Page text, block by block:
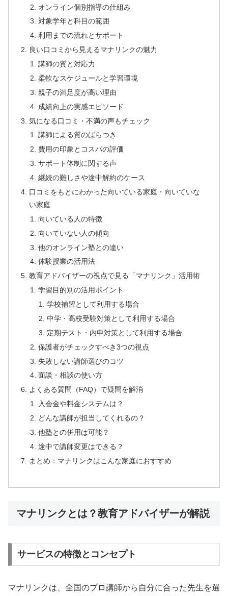
オンライン個別指導の仕組み
対象学年と科目の範囲
利用までの流れとサポート
良い口コミから見えるマナリンクの魅力
講師の質と対応力
柔軟なスケジュールと学習環境
親子の満足度が高い理由
成績向上の実感エピソード
気になる口コミ・不満の声もチェック
講師による質のばらつき
費用の印象とコスパの評価
サポート体制に関する声
継続の難しさや途中解約のケース
口コミをもとにわかった向いている家庭・向いていな
い家庭
向いている人の特徴
向いていない人の傾向
他のオンライン塾との違い
体験授業の活用法
教育アドバイザーの視点で見る「マナリンク」活用術
学習目的別の活用ポイント
学校補習として利用する場合
中学・高校受験対策として利用する場合
定期テスト・内申対策として利用する場合
保護者がチェックすべき3つの視点
失敗しない講師選びのコツ
面談・相談の使い方
よくある質問（FAQ）で疑問を解消
入会金や料金システムは？
どんな講師が担当してくれるの？
他塾との併用は可能？
途中で講師変更はできる？
まとめ：マナリンクはこんな家庭におすすめ
マナリンクとは？教育アドバイザーが解説
サービスの特徴とコンセプト
マナリンクは、全国のプロ講師から自分に合った先生を選